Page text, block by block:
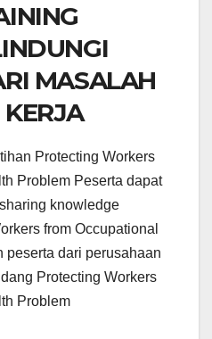
MASALAH
Protecting Workers
Problem Peserta dapat
knowledge
from Occupational
peserta dari perusahaan
Protecting Workers
Problem